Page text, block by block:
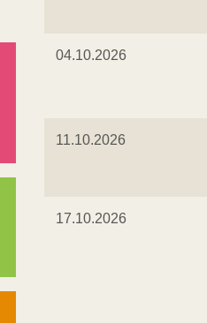
04.10.2026
11.10.2026
17.10.2026